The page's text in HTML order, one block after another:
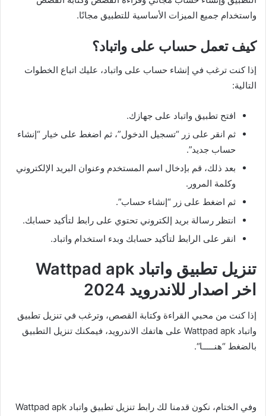
واستخدام جميع الميزات الأساسية للتطبيق مجانًا.
كيف تعمل حساب على واتباد؟
إذا كنت ترغب في إنشاء حساب على واتباد، عليك اتباع الخطوات
التالية:
افتح تطبيق واتباد على جهازك.
ثم انقر على زر “تسجيل الدخول”، ثم اضغط على خيار “إنشاء
حساب جديد”.
بعد ذلك، قم بإدخال اسم المستخدم وعنوان البريد الإلكتروني
وكلمة المرور.
ثم اضغط على زر “إنشاء حساب”.
انتظر رسالة بريد إلكتروني تحتوي على رابط لتأكيد حسابك.
انقر على الرابط لتأكيد حسابك وبدء استخدام واتباد.
تنزيل تطبيق واتباد Wattpad apk
اخر اصدار للاندرويد 2024
إذا كنت من محبي القراءة وكتابة القصص، وترغب في تنزيل تطبيق
واتباد Wattpad apk على هاتفك الاندرويد، فيمكنك تنزيل التطبيق
بالضغط “هنـــــا“.
وفي الختام، نكون قدمنا لك رابط تنزيل تطبيق واتباد Wattpad apk